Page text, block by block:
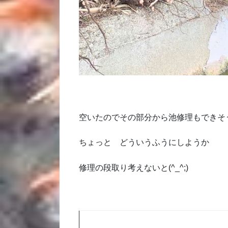
空いたのでその部分から池修理もできそ
ちょっと どういうふうにしようか
修理の段取り考えないと(^_^;)